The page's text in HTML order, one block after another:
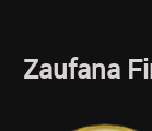
Zaufana